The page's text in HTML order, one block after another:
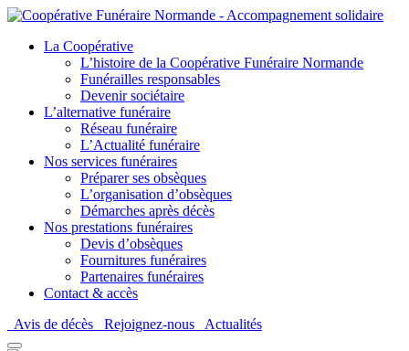
La Coopérative
L’histoire de la Coopérative Funéraire Normande
Funérailles responsables
Devenir sociétaire
L’alternative funéraire
Réseau funéraire
L’Actualité funéraire
Nos services funéraires
Préparer ses obsèques
L’organisation d’obsèques
Démarches après décès
Nos prestations funéraires
Devis d’obsèques
Fournitures funéraires
Partenaires funéraires
Contact & accès
Avis de décès
Rejoignez-nous Actualités